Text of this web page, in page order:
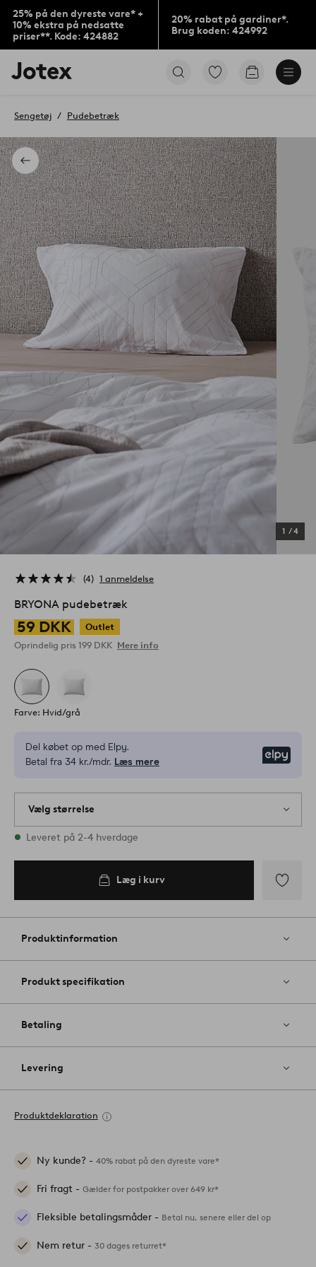
25% på den dyreste vare* +
10% ekstra på nedsatte
priser**. Kode: 424882
20% rabat på gardiner*.
Brug koden: 424992
Jotex
logo
til
Gå
Gå
Tilbage
Sengetøj Pudebetræk
1 /4
4 1 anmeldelse
BRYONA pudebetræk
59 DKK
Outlet
Oprindelig pris 199 DKK Mere info
Farve: Hvid/grå
Del købet op med Elpy.
Betal fra 34 kr./mdr. Læs mere
Vælg størrelse
1 størrelser er på lager
Leveret på 2-4 hverdage
Læg i
Læg i kurv
til
Produktinformation
Produkt specifikation
Betaling
Levering
Produktdeklaration
Ny kunde? - 40% rabat på den dyreste vare*
Fri fragt - Gælder for postpakker over 649 kr*
Fleksible betalingsmåder - Betal nu, senere eller del op
Nem retur - 30 dages returret*